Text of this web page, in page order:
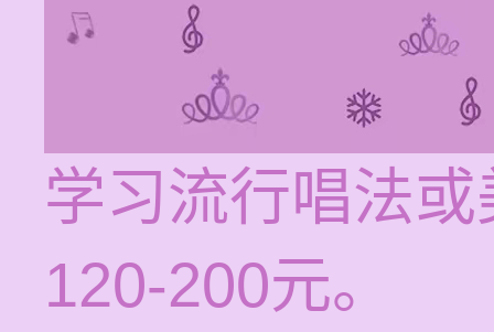
学习流行唱法
120-200元。